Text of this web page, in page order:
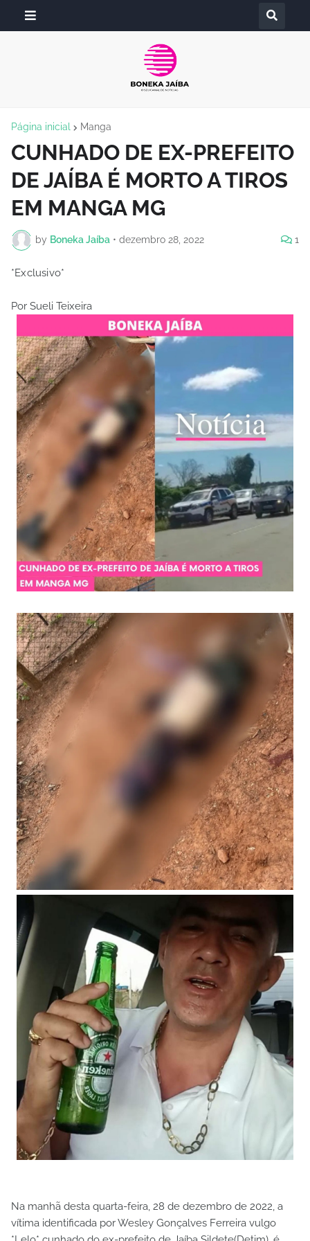
Página inicial Manga
CUNHADO DE EX-PREFEITO
DE JAÍBA É MORTO A TIROS
EM MANGA MG
by Boneka Jaíba • dezembro 28, 2022 1
*Exclusivo*
Por Sueli Teixeira
Na manhã desta quarta-feira, 28 de dezembro de 2022, a
vítima identificada por Wesley Gonçalves Ferreira vulgo